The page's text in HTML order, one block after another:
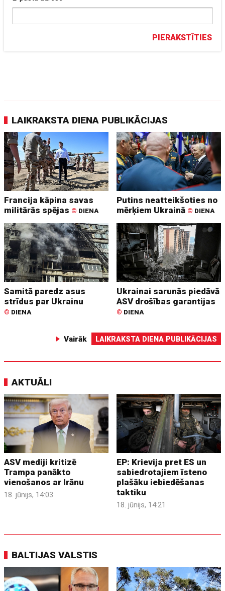
PIERAKSTĪTIES
LAIKRAKSTA DIENA PUBLIKĀCIJAS
Francija kāpina savas
militārās spējas © DIENA
Putins neatteikšoties no
mērķiem Ukrainā © DIENA
Samitā paredz asus
strīdus par Ukrainu
© DIENA
Ukrainai sarunās piedāvā
ASV drošības garantijas
© DIENA
Vairāk LAIKRAKSTA DIENA PUBLIKĀCIJAS
AKTUĀLI
ASV mediji kritizē
Trampa panākto
vienošanos ar Irānu
18. jūnijs, 14:03
EP: Krievija pret ES un
sabiedrotajiem īsteno
plašāku iebiedēšanas
taktiku
18. jūnijs, 14:21
BALTIJAS VALSTIS